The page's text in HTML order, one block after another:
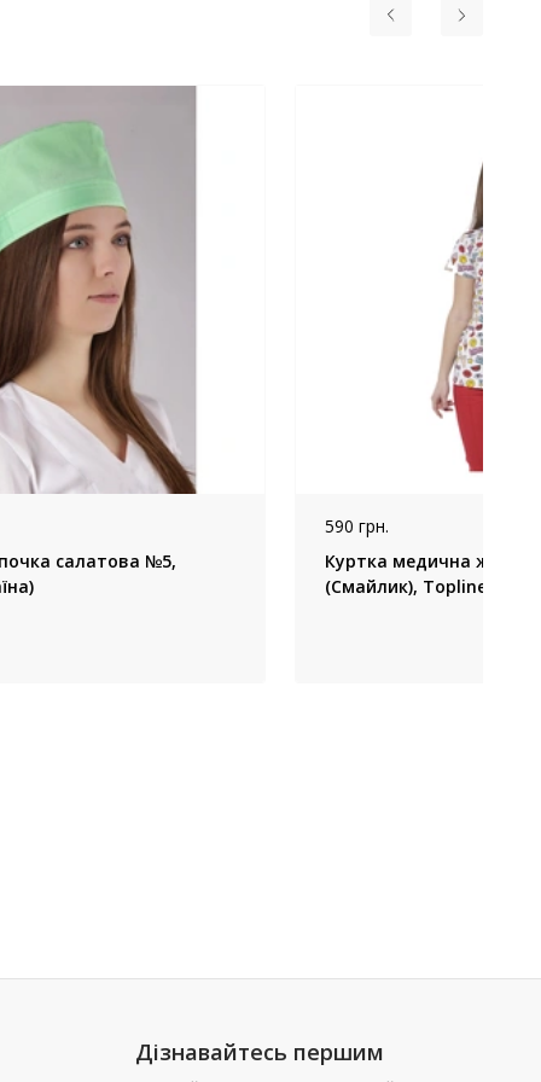
салатова №5,
590 грн.
Куртка медична жіноча
(Смайлик), Topline
Дізнавайтесь першим